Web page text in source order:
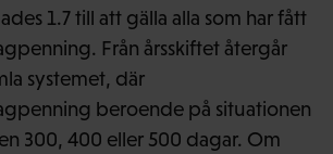
1.7 till att gälla alla som har fått
Från årsskiftet återgår
systemet, där
beroende på situationen
300, 400 eller 500 dagar. Om